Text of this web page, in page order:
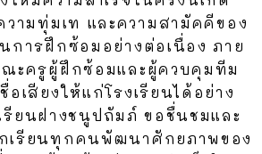
ามทุ่มเท และความสามัคคีของ
การฝึกซ้อมอย่างต่อเนื่อง ภาย
ะครูผู้ฝึกซ้อมและผู้ควบคุมทีม
เสียงให้แก่โรงเรียนได้อย่าง
รียนฝางชนูปถัมภ์ ขอชื่นชมและ
เรียนทุกคนพัฒนาศักยภาพของ